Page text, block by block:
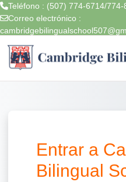
Teléfono : (507) 774-6714/774-
Correo electrónico :
Entrar a
Bilingual